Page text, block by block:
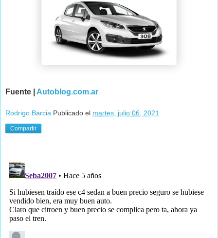
Fuente | Autoblog.com.ar
Rodrigo Barcia Publicado el martes, julio 06, 2021
Compartir